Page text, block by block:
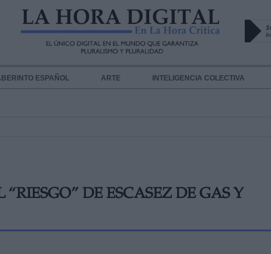
ESPAÑOL ARTE INTELIGENCIA COLECTIVA
DE ESCASEZ DE GAS Y